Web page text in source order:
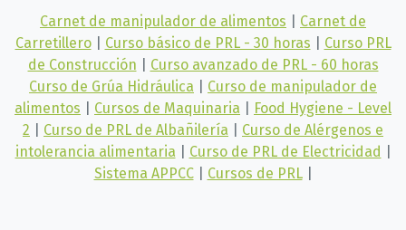
Carnet de manipulador de alimentos
Carnet de
Carretillero
Curso básico de PRL - 30 horas
Curso PRL
de Construcción
Curso avanzado de PRL - 60 horas
Curso de Grúa Hidráulica
Curso de manipulador de
alimentos
Cursos de Maquinaria
Food Hygiene - Level
2
Curso de PRL de Albañilería
Curso de Alérgenos e
intolerancia alimentaria
Curso de PRL de Electricidad
Sistema APPCC
Cursos de PRL